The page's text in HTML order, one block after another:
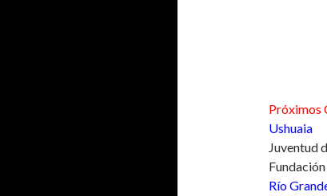
Próximos
Ushuaia
Juventud
Río